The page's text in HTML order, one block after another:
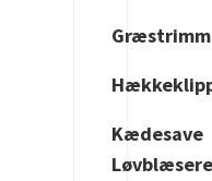
Kædesave
Løvblæsere